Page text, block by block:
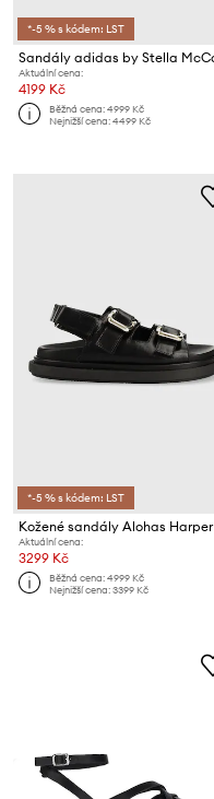
*-5 % s kódem: LST
Aktuální cena:
4199 Kč
Běžná cena:4999 Kč
Nejnižší cena:4499 Kč
*-5 % s kódem: LST
Kožené sandály Alohas Harper
Aktuální cena:
3299 Kč
Běžná cena:4999 Kč
Nejnižší cena:3399 Kč